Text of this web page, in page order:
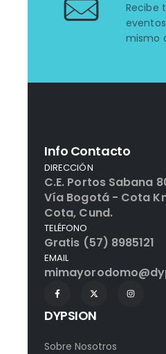
Recibe
mismo
Info Contacto
DIRECCIÓN
C.E. Portos Sabana
Vía Bogotá - Cota
Cota, Cund.
TELÉFONO
Gratis (57) 8985121
EMAIL
DYPSION
Sobre Nosotros